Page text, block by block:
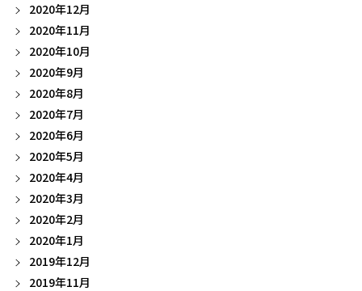
2020年12月
2020年11月
2020年10月
2020年9月
2020年8月
2020年7月
2020年6月
2020年5月
2020年4月
2020年3月
2020年2月
2020年1月
2019年12月
2019年11月